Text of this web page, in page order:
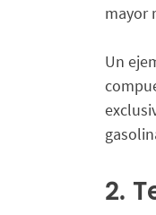
mayor
Un
2.